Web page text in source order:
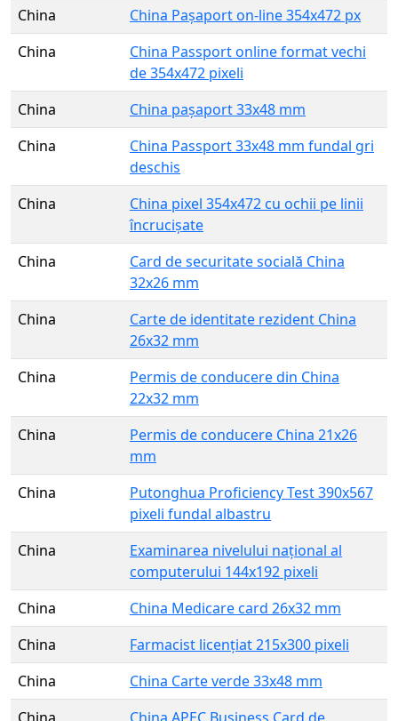
China
China Pașaport on-line 354x472 px
China
China Passport online format vechi
de 354x472 pixeli
China
China pașaport 33x48 mm
China
China Passport 33x48 mm fundal gri
deschis
China
China pixel 354x472 cu ochii pe linii
încrucișate
China
Card de securitate socială China
32x26 mm
China
Carte de identitate rezident China
26x32 mm
China
Permis de conducere din China
22x32 mm
China
Permis de conducere China 21x26
mm
China
Putonghua Proficiency Test 390x567
pixeli fundal albastru
China
Examinarea nivelului național al
computerului 144x192 pixeli
China
China Medicare card 26x32 mm
China
Farmacist licențiat 215x300 pixeli
China
China Carte verde 33x48 mm